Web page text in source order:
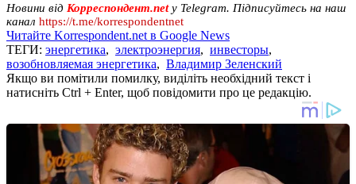
Новини від Корреспондент.net у Telegram. Підписуйтесь на наш
канал https://t.me/korrespondentnet
Читайте Korrespondent.net в Google News
ТЕГИ: энергетика, электроэнергия, инвесторы,
возобновляемая энергетика, Владимир Зеленский
Якщо ви помітили помилку, виділіть необхідний текст і
натисніть Ctrl + Enter, щоб повідомити про це редакцію.